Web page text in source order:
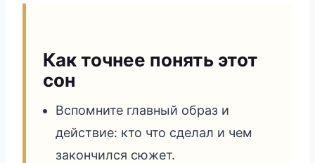
Как точнее понять этот
сон
Вспомните главный образ и
действие: кто что сделал и чем
закончился сюжет.